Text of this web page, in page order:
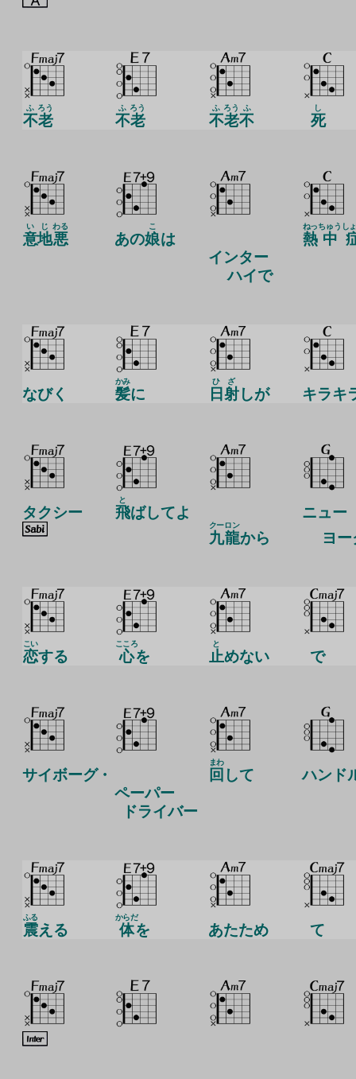
不
ふ
老
ろう
不
ふ
老
ろう
不
ふ
老
ろう
不
ふ
死
し
意地
いじ
悪
わる
あの娘
こ
は
インター
ハイで
熱
ねっ
中
ちゅう し
なびく 髪
かみ
に 日
ひ
射
ざ
しが キラキ
タクシー 飛
と
ばしてよ
九
クー
龍
ロン
から
ニュー
ヨー
恋
こい
する 心
こころ
を 止
と
めない で
サイボーグ・
ペーパー
ドライバー
回
まわ
して ハンド
震
ふる
える 体
からだ
を あたため て